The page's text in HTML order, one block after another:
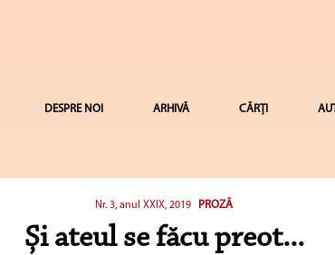
DESPRE NOI ARHIVĂ CĂRȚI
Nr. 3, anul XXIX, 2019 PROZĂ
Și ateul se făcu preot...